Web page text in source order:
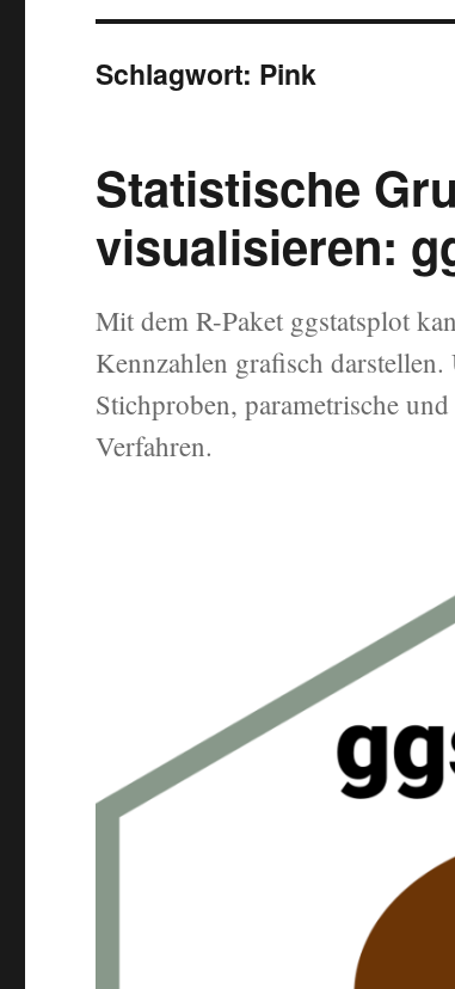
Schlagwort: Pink
Statistische
visualisieren:
Mit dem R-Paket ggstatsplot
Kennzahlen grafisch
Stichproben, parametrische
Verfahren.